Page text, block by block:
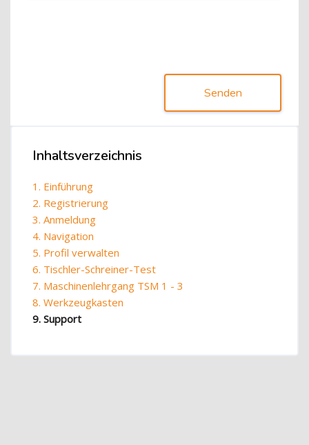
Senden
Inhaltsverzeichnis überspringen
Inhaltsverzeichnis
1. Einführung
2. Registrierung
3. Anmeldung
4. Navigation
5. Profil verwalten
6. Tischler-Schreiner-Test
7. Maschinenlehrgang TSM 1 - 3
8. Werkzeugkasten
9. Support